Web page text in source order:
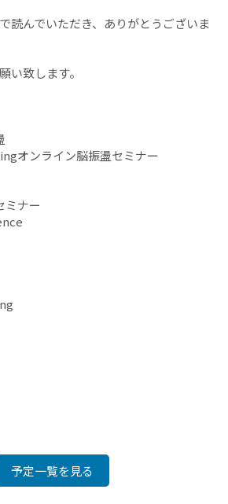
読んでいただき、ありがとうございま
い致します。
オンライン脳振盪セミナー
ミナー
予定一覧を見る